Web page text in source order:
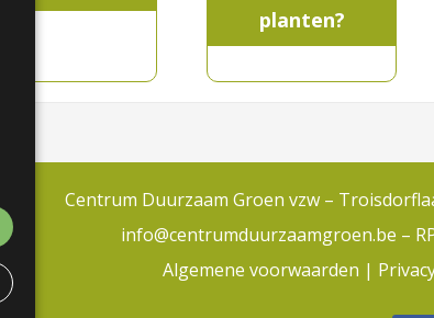
planten?
Centrum Duurzaam Groen vzw –
info@centrumduurzaamgroen.be –
Algemene voorwaarden |